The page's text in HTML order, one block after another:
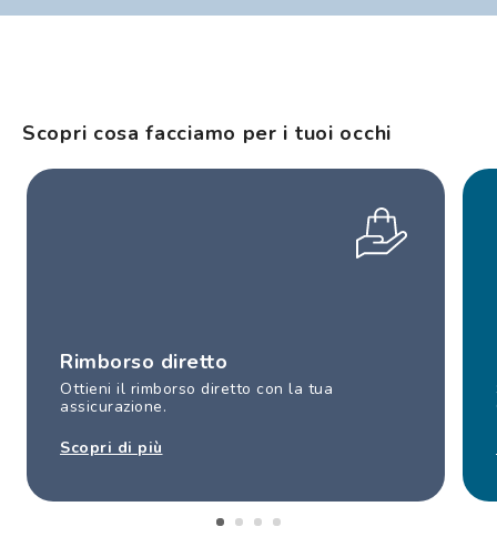
Scopri cosa facciamo per i tuoi occhi
Rimborso diretto
Ottieni il rimborso diretto con la tua
assicurazione.
Scopri di più